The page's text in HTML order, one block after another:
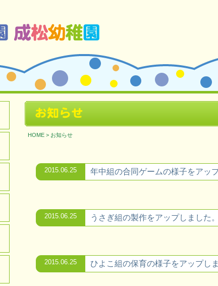
HOME> お知らせ
2015.06.25 年中組の合同ゲームの様子をアッ
2015.06.25 うさぎ組の製作をアップしました。
2015.06.25 ひよこ組の保育の様子をアップしま